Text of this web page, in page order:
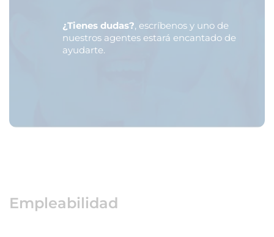
¿Tienes dudas?, escríbenos y uno de
nuestros agentes estará encantado de
ayudarte.
Empleabilidad